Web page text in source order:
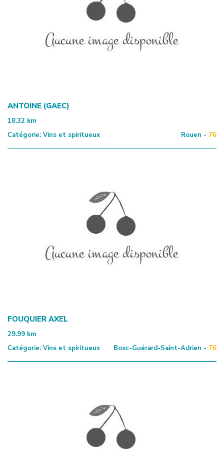
ANTOINE (GAEC)
18.32 km
Catégorie: Vins et spiritueux Rouen - 76
FOUQUIER AXEL
29.99 km
Catégorie: Vins et spiritueux Bosc-Guérard-Saint-Adrien - 76